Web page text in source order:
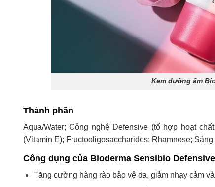
Kem dưỡng ẩm
Thành phần
Aqua/Water; Công nghệ Defensive (tổ hợp hoạt
(Vitamin E); Fructooligosaccharides; Rhamnose; Sáng
Công dụng của Bioderma Sensibio Defensive
Tăng cường hàng rào bảo vệ da, giảm nhạy cảm